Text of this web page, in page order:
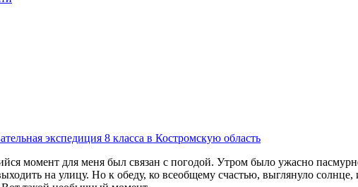
экспедиция 8 класса в Костромскую область
момент для меня был связан с погодой. Утром было ужасно
на улицу. Но к обеду, ко всеобщему счастью, выглянуло солнце,